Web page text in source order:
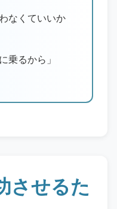
なくていいか
乗るから」
させるた